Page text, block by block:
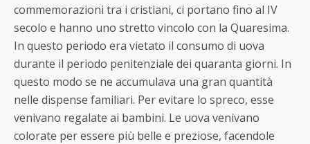
commemorazioni tra i cristiani, ci portano fino al IV
secolo e hanno uno stretto vincolo con la Quaresima.
In questo periodo era vietato il consumo di uova
durante il periodo penitenziale dei quaranta giorni. In
questo modo se ne accumulava una gran quantità
nelle dispense familiari. Per evitare lo spreco, esse
venivano regalate ai bambini. Le uova venivano
colorate per essere più belle e preziose, facendole